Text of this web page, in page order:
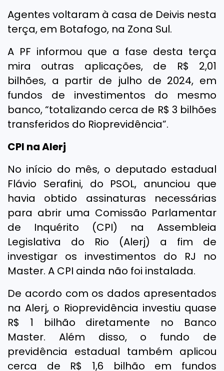
Agentes voltaram à casa de Deivis nesta
terça, em Botafogo, na Zona Sul.
A PF informou que a fase desta terça
mira outras aplicações, de R$ 2,01
bilhões, a partir de julho de 2024, em
fundos de investimentos do mesmo
banco, “totalizando cerca de R$ 3 bilhões
transferidos do Rioprevidência”.
CPI na Alerj
No início do mês, o deputado estadual
Flávio Serafini, do PSOL, anunciou que
havia obtido assinaturas necessárias
para abrir uma Comissão Parlamentar
de Inquérito (CPI) na Assembleia
Legislativa do Rio (Alerj) a fim de
investigar os investimentos do RJ no
Master. A CPI ainda não foi instalada.
De acordo com os dados apresentados
na Alerj, o Rioprevidência investiu quase
R$ 1 bilhão diretamente no Banco
Master. Além disso, o fundo de
previdência estadual também aplicou
cerca de R$ 1,6 bilhão em fundos